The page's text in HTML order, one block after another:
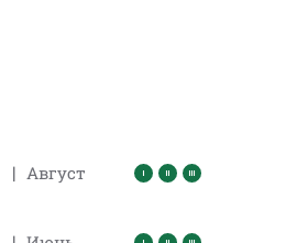
| Август